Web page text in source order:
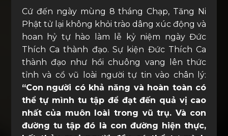
Cứ đến ngày mùng 8 tháng Chạp, Tăng Ni
Phật tử lại không khỏi trào dâng xúc động và
hoan hỷ tự hào làm lễ kỷ niệm ngày Đức
Thích Ca thành đạo. Sự kiện Đức Thích Ca
thành đạo như hồi chuông vang lên thức
tỉnh và cổ vũ loài người tự tin vào chân lý:
“Con người có khả năng và hoàn toàn có
thể tự mình tu tập để đạt đến quả vị cao
nhất của muôn loài trong vũ trụ. Và con
đường tu tập đó là con đường hiện thực,